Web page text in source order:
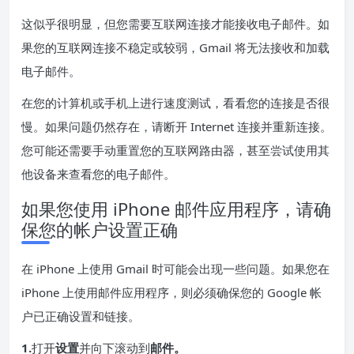
这似乎很明显，但您需要互联网连接才能接收电子邮件。如
果您的互联网连接不稳定或较弱，Gmail 将无法接收和加载
电子邮件。
在您的计算机或手机上进行速度测试 ，看看您的连接是否很
慢。如果问题仍然存在，请断开 Internet 连接并重新连接。
您可能还需要手动重置您的互联网路由器，甚至尝试使用其
他设备来查看您的电子邮件。
如果您使用 iPhone 邮件应用程序，请确
保您的帐户设置正确
在 iPhone 上使用 Gmail 时可能会出现一些问题。如果您在
iPhone 上使用邮件应用程序，则必须确保您的 Google 帐
户已正确设置和链接。
1.打开设置并向下滚动到邮件。